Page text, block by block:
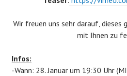
Wir freuen uns sehr darauf, dieses
mit Ihnen zu
Infos:
-Wann: 28. Januar um 19:30 Uhr